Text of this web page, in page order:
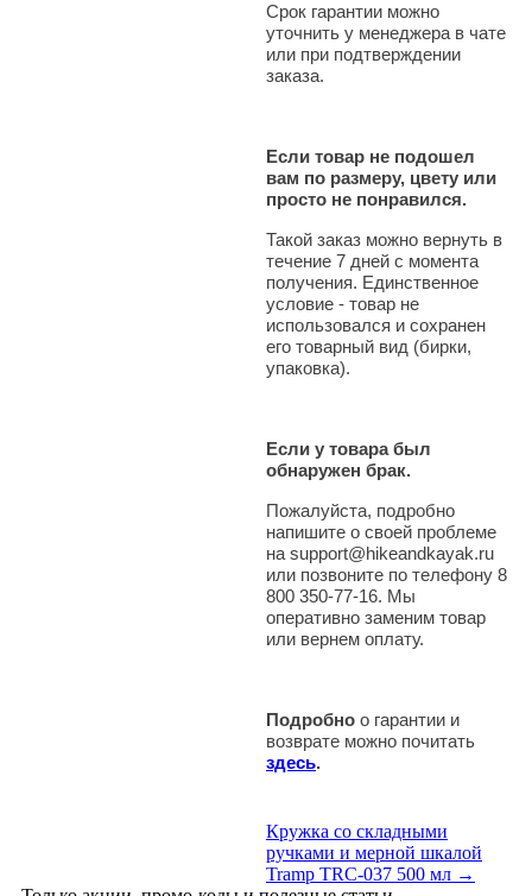
Срок гарантии можно
уточнить у менеджера в чате
или при подтверждении
заказа.
Если товар не подошел
вам по размеру, цвету или
просто не понравился.
Такой заказ можно вернуть в
течение 7 дней с момента
получения. Единственное
условие - товар не
использовался и сохранен
его товарный вид (бирки,
упаковка).
Если у товара был
обнаружен брак.
Пожалуйста, подробно
напишите о своей проблеме
на support@hikeandkayak.ru
или позвоните по телефону 8
800 350-77-16. Мы
оперативно заменим товар
или вернем оплату.
Подробно о гарантии и
возврате можно почитать
здесь.
Кружка со складными
ручками и мерной шкалой
Tramp TRC-037 500 мл →